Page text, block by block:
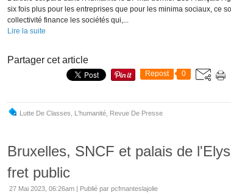
six fois plus pour les entreprises que pour les minima sociaux, ce
collectivité finance les sociétés qui,...
Lire la suite
Partager cet article
Repost 0
Lutte De Classes L'humanité Revue De Presse
Bruxelles, SNCF et palais de
fret public
27 Mai 2023, 06:26am | Publié par pcfmanteslajolie